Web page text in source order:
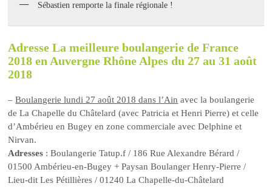
Sébastien remporte la finale régionale !
Adresse La meilleure boulangerie de France
2018 en Auvergne Rhône Alpes du 27 au 31 août
2018
–Boulangerie lundi 27 août 2018 dans l’Ain avec la boulangerie
de La Chapelle du Châtelard (avec Patricia et Henri Pierre) et celle
d’Ambérieu en Bugey en zone commerciale avec Delphine et
Nirvan.
Adresses : Boulangerie Tatup.f / 186 Rue Alexandre Bérard /
01500 Ambérieu-en-Bugey + Paysan Boulanger Henry-Pierre /
Lieu-dit Les Pétillières / 01240 La Chapelle-du-Châtelard